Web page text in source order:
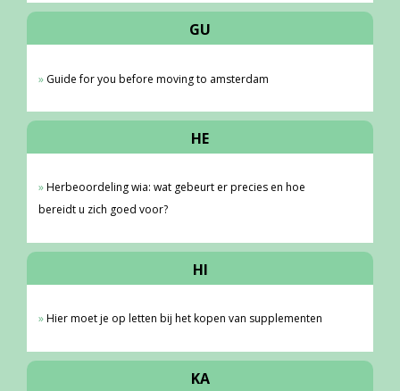
GU
Guide for you before moving to amsterdam
HE
Herbeoordeling wia: wat gebeurt er precies en hoe
bereidt u zich goed voor?
HI
Hier moet je op letten bij het kopen van supplementen
KA